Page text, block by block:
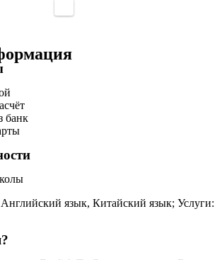
банк
язык, Китайский язык; Услуги: